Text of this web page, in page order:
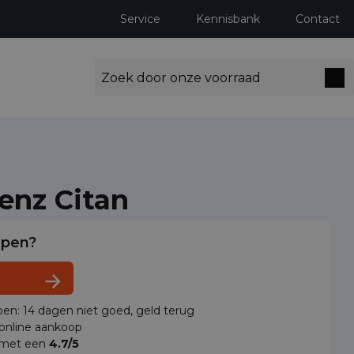
Service Kennisbank Contact
Citan
14 dagen niet goed, geld terug
aankoop
een 4.7/5